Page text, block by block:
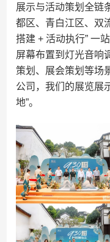
展示与活动策划全链
都区、青白江区、双
搭建 + 活动执行” 一
屏幕布置到灯光音响
策划、展会策划等场
公司，我们的展览展
地”。